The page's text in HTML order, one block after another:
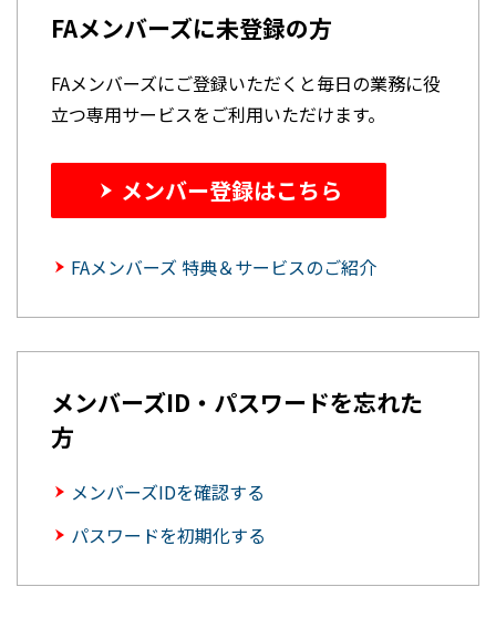
FAメンバーズに未登録の方
FAメンバーズにご登録いただくと毎日の業務に役
立つ専用サービスをご利用いただけます。
メンバー登録はこちら
FAメンバーズ 特典＆サービスのご紹介
メンバーズID・パスワードを忘れた
方
メンバーズIDを確認する
パスワードを初期化する